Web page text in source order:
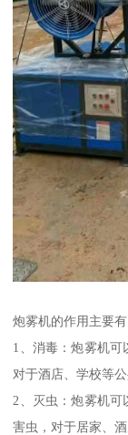
炮雾机的作用主要
1、消毒：炮雾机可
对于酒店、学校等
2、灭虫：炮雾机
害虫，对于居家、